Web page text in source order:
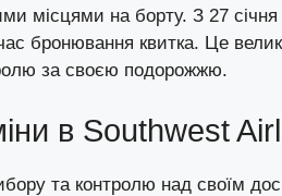
місцями на борту. З 27
бронювання квитка. Це
за своєю подорожжю.
в Southwest
та контролю над своїм